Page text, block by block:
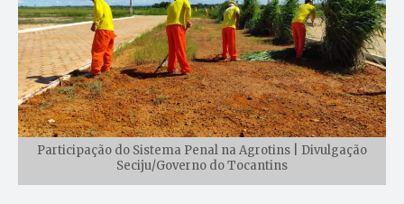
Participação do Sistema Penal na Agrotins | Divulgação
Seciju/Governo do Tocantins